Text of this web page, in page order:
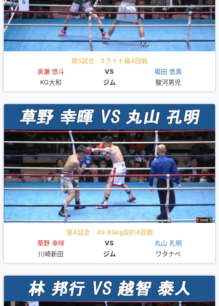
第5試合｜Sライト級4回戦
廣瀬 悠斗
VS
堀田 悠真
KG大和
ジム 駿河男児
第4試合｜49.85kg契約4回戦
草野 幸暉
VS
丸山 孔明
川崎新田
ジム ワタナベ